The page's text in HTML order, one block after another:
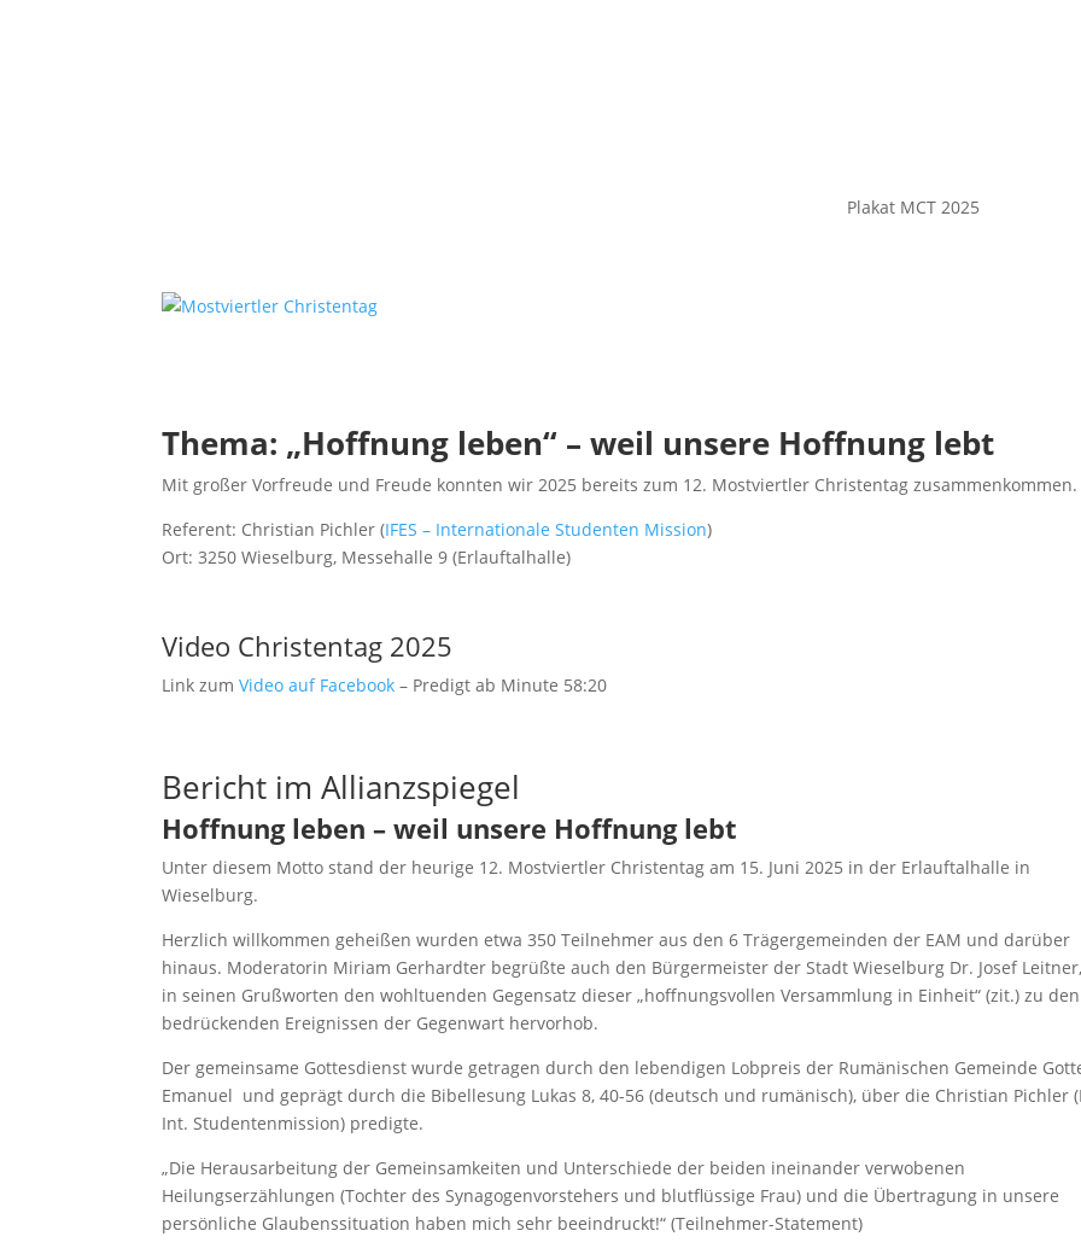
Plakat MCT 2025
Thema: „Hoffnung leben“ – weil unsere Hoffnung lebt
Mit großer Vorfreude und Freude konnten wir 2025 bereits zum 12. Mostviertler Christentag zusammenkommen.
Referent: Christian Pichler (IFES – Internationale Studenten Mission)
Ort: 3250 Wieselburg, Messehalle 9 (Erlauftalhalle)
Video Christentag 2025
Link zumVideo auf Facebook – Predigt ab Minute 58:20
Bericht im Allianzspiegel
Hoffnung leben – weil unsere Hoffnung lebt
Unter diesem Motto stand der heurige 12. Mostviertler Christentag am 15. Juni 2025 in der Erlauftalhalle in
Wieselburg.
Herzlich willkommen geheißen wurden etwa 350 Teilnehmer aus den 6 Trägergemeinden der EAM und darüber
hinaus. Moderatorin Miriam Gerhardter begrüßte auch den Bürgermeister der Stadt Wieselburg Dr. Josef
in seinen Grußworten den wohltuenden Gegensatz dieser „hoffnungsvollen Versammlung in Einheit“ (zit.) zu
bedrückenden Ereignissen der Gegenwart hervorhob.
Der gemeinsame Gottesdienst wurde getragen durch den lebendigen Lobpreis der Rumänischen Gemeinde
Emanuel und geprägt durch die Bibellesung Lukas 8, 40-56 (deutsch und rumänisch), über die Christian Pichler
Int. Studentenmission) predigte.
„Die Herausarbeitung der Gemeinsamkeiten und Unterschiede der beiden ineinander verwobenen
Heilungserzählungen (Tochter des Synagogenvorstehers und blutflüssige Frau) und die Übertragung in unsere
persönliche Glaubenssituation haben mich sehr beeindruckt!“ (Teilnehmer-Statement)